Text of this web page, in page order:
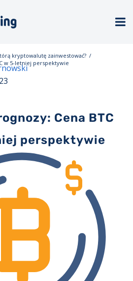
kryptowalutę zainwestować? /
w 5-letniej perspektywie
Cena BTC
perspektywie